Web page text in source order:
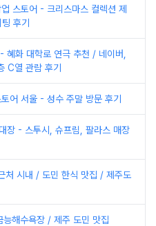
스토어 - 크리스마스 컬렉션 제
후기
혜화 대학로 연극 추천 / 네이버,
C열 관람 후기
어 서울 - 성수 주말 방문 후기
장 - 스투시, 슈프림, 팔라스 매장
처 시내 / 도민 한식 맛집 / 제주도
해수욕장 / 제주 도민 맛집